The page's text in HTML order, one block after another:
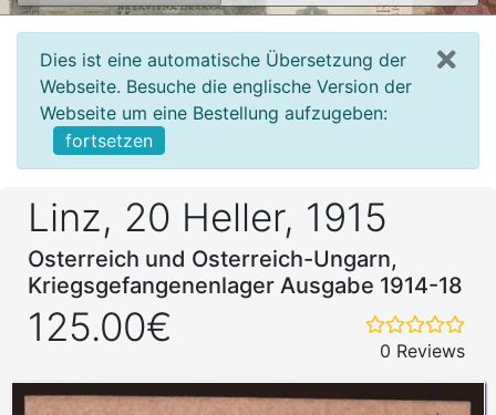
Dies ist eine automatische Übersetzung der
Webseite. Besuche die englische Version der
Webseite um eine Bestellung aufzugeben:
fortsetzen
Linz, 20 Heller, 1915
Osterreich und Osterreich-Ungarn,
Kriegsgefangenenlager Ausgabe 1914-18
125.00€
0 Reviews